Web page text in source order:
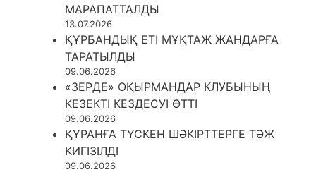
МАРАПАТТАЛДЫ
13.07.2026
ҚҰРБАНДЫҚ ЕТІ МҰҚТАЖ ЖАНДАРҒА
ТАРАТЫЛДЫ
09.06.2026
«ЗЕРДЕ» ОҚЫРМАНДАР КЛУБЫНЫҢ
КЕЗЕКТІ КЕЗДЕСУІ ӨТТІ
09.06.2026
ҚҰРАНҒА ТҮСКЕН ШӘКІРТТЕРГЕ ТӘЖ
КИГІЗІЛДІ
09.06.2026